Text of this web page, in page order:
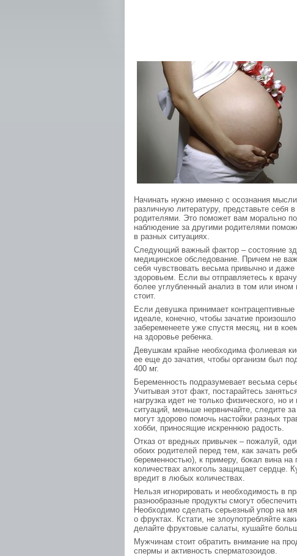
Начинать нужно именно с осознания
различную литературу, представьте
родителями. Это поможет вам морально
наблюдение за другими родителями
в разных ситуациях.
Следующий важный фактор – состояние
медицинское обследование. Причем не
себя чувствовать весьма привычно и
здоровьем. Если вы отправляетесь к
более углубленный анализ в том или ином
стоит.
Если девушка принимает
идеале, конечно, чтобы зачатие
забеременеете уже спустя месяц, ни в
на здоровье ребенка.
Девушкам крайне необходима фолиевая
ее еще до зачатия, чтобы организм был
400 мг.
Беременность подразумевает весьма
Учитывая этот факт, постарайтесь
нагрузка идет не только физического, но
ситуаций, меньше нервничайте, следите
могут здорово помочь настойки разных
хобби, приносящие искреннюю радость.
Отказ от вредных привычек – пожалуй,
обоих родителей перед тем, как зачать
беременностью), к примеру, бокал вина на
количествах алкоголь защищает сердце.
вредит в любых количествах.
Нельзя игнорировать и необходимость в
разнообразные продукты смогут
Необходимо сделать серьезный упор на
о фруктах. Кстати, не злоупотребляйте
делайте фруктовые салаты, кушайте
Мужчинам стоит обратить внимание на
спермы и активность сперматозоидов.